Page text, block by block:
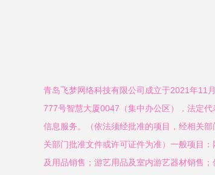
青岛飞梦网络科技有限公司成立于2021年11
777号智慧大厦0047（集中办公区），法定
信息服务。（依法须经批准的项目，经相关
关部门批准文件或许可证件为准）一般项目
及用品销售；游艺用品及室内游艺器材销售